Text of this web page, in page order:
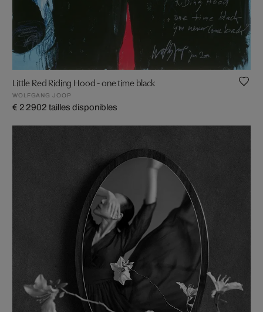
Little Red Riding Hood - one time black
WOLFGANG JOOP
€ 2 2902 tailles disponibles